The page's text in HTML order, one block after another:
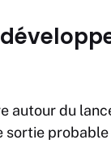
autour du